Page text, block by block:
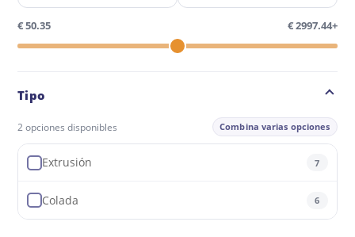
€ 50.35 € 2997.44+
Tipo
2 opciones disponibles Combina varias opciones
Extrusión 7
Colada 6